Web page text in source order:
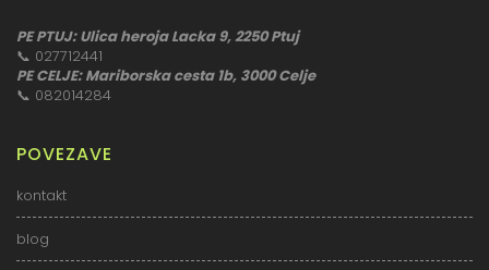
PE PTUJ: Ulica heroja Lacka 9, 2250 Ptuj
📞 027712441
PE CELJE: Mariborska cesta 1b, 3000 Celje
📞 082014284
POVEZAVE
kontakt
blog